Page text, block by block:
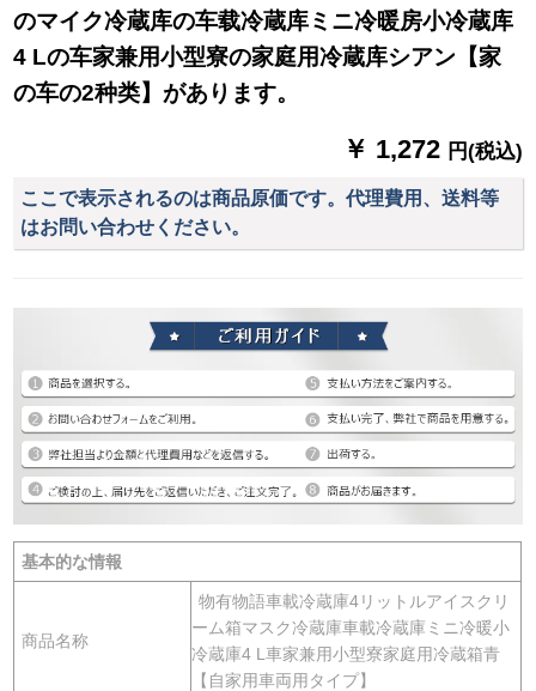
のマイク冷蔵库の车载冷蔵库ミニ冷暖房小冷蔵库
4 Lの车家兼用小型寮の家庭用冷蔵库シアン【家
の车の2种类】があります。
￥ 1,272 円(税込)
ここで表示されるのは商品原価です。代理費用、送料等
はお問い合わせください。
基本的な情報
商品名称
物有物語車載冷蔵庫4リットルアイスクリ
ーム箱マスク冷蔵庫車載冷蔵庫ミニ冷暖小
冷蔵庫4 L車家兼用小型寮家庭用冷蔵箱青
【自家用車両用タイプ】